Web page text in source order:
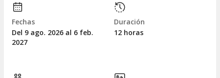
Fechas
Del 9 ago. 2026 al 6 feb.
2027
Duración
12 horas